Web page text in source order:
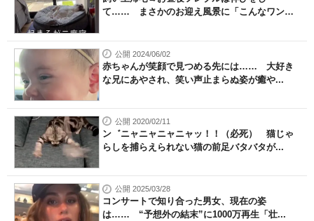
て…… まさかのお迎え風景に「こんなワンち
公開 2024/06/02
赤ちゃんが笑顔で見つめる先には…… 大好き
な兄にあやされ、笑い声止まらぬ姿が癒や...
公開 2020/02/11
ン゛ニャニャニャニャッ！！（必死） 猫じゃ
らしを捕らえられない猫の前足バタバタが...
公開 2025/03/28
コンサートで知り合った男女、現在の姿
は…… “予想外の結末”に1000万再生「壮...